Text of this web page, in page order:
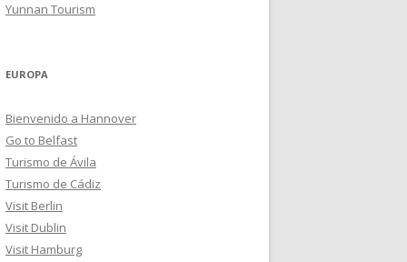
Yunnan Tourism
EUROPA
Bienvenido a Hannover
Go to Belfast
Turismo de Ávila
Turismo de Cádiz
Visit Berlin
Visit Dublin
Visit Hamburg